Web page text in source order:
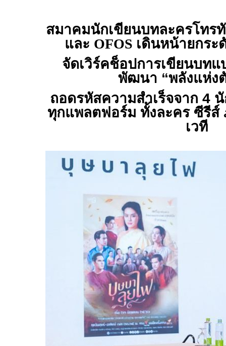
สมาคมนักเขียนบทละครโทร
และ OFOS เดินหน้ายกระ
จัดเวิร์คช็อปการเขียนบทแ
พัฒนา “พลังแห่ง
ถอดรหัสความสำเร็จจาก 4
ทุกแพลตฟอร์ม ทั้งละคร ซีรีส์
เวที